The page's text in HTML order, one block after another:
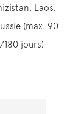
Laos,
(max. 90
jours)